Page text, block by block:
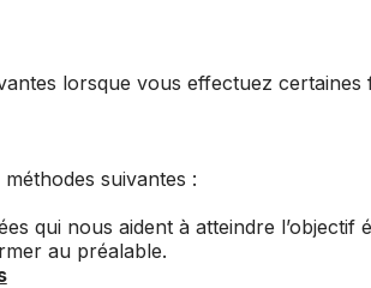
lorsque vous effectuez
suivantes :
qui nous aident à atteindre
au préalable.